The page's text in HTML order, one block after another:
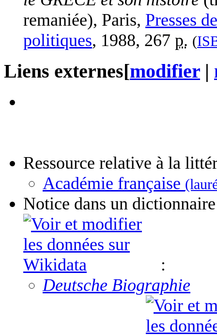
remaniée), Paris, Presses
politiques, 1988, 267 p. (
Liens externes[modifier |
Ressource relative à la
Académie française
Notice dans un
:
Deutsche Biographie